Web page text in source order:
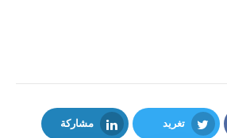
تغريد مشاركة